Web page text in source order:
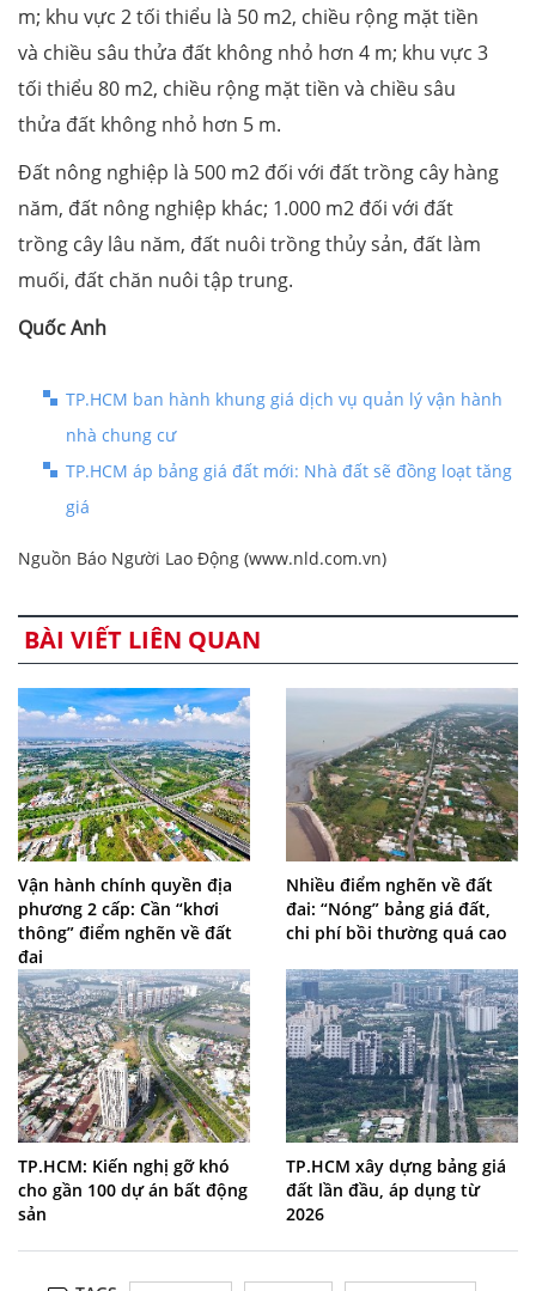
m; khu vực 2 tối thiểu là 50 m2, chiều rộng mặt tiền
và chiều sâu thửa đất không nhỏ hơn 4 m; khu vực 3
tối thiểu 80 m2, chiều rộng mặt tiền và chiều sâu
thửa đất không nhỏ hơn 5 m.
Đất nông nghiệp là 500 m2 đối với đất trồng cây hàng
năm, đất nông nghiệp khác; 1.000 m2 đối với đất
trồng cây lâu năm, đất nuôi trồng thủy sản, đất làm
muối, đất chăn nuôi tập trung.
Quốc Anh
TP.HCM ban hành khung giá dịch vụ quản lý vận hành
nhà chung cư
TP.HCM áp bảng giá đất mới: Nhà đất sẽ đồng loạt tăng
giá
Nguồn Báo Người Lao Động (www.nld.com.vn)
BÀI VIẾT LIÊN QUAN
Vận hành chính quyền địa
phương 2 cấp: Cần “khơi
thông” điểm nghẽn về đất
đai
Nhiều điểm nghẽn về đất
đai: “Nóng” bảng giá đất,
chi phí bồi thường quá cao
TP.HCM: Kiến nghị gỡ khó
cho gần 100 dự án bất động
sản
TP.HCM xây dựng bảng giá
đất lần đầu, áp dụng từ
2026